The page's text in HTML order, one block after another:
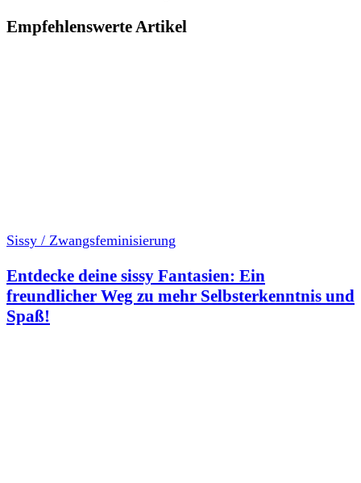
Empfehlenswerte Artikel
Sissy / Zwangsfeminisierung
Entdecke deine sissy Fantasien: Ein
freundlicher Weg zu mehr Selbsterkenntnis und
Spaß!